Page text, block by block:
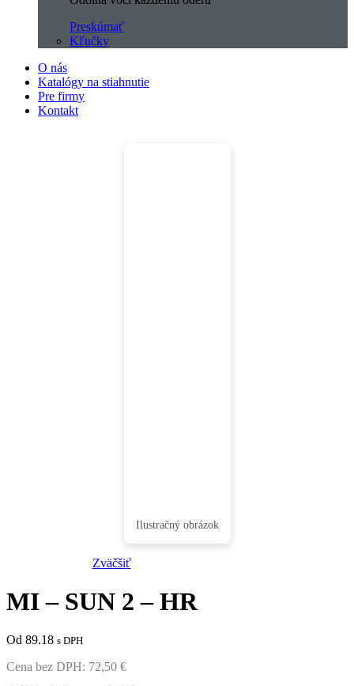
Preskúmať
Kľučky
O nás
Katalógy na stiahnutie
Pre firmy
Kontakt
Zväčšiť
MI – SUN 2 – HR
Od 89.18 s DPH
Cena bez DPH: 72,50 €